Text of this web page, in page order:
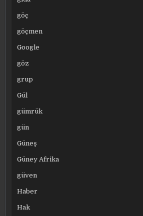
göç
göçmen
Google
göz
grup
Gül
gümrük
gün
Güneş
Güney Afrika
güven
Haber
Hak